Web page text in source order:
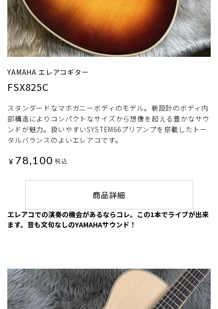
YAMAHA エレアコギター
FSX825C
スタンダードなマホガニーボディのモデル。新設計のボディ内
部構造によりコンパクトなサイズから想像を超える豊かなサウ
ンドが魅力。扱いやすいSYSTEM66プリアンプを搭載したトー
タルバランスのよいエレアコです。
¥ 78,100 税込
商品詳細
エレアコでの演奏の機会があるならコレ。この1本でライブが出来
ます。音も文句なしのYAMAHAサウンド！